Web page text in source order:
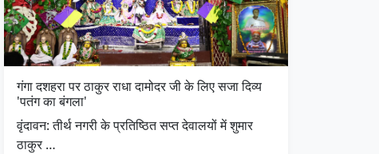
गंगा दशहरा पर ठाकुर राधा दामोदर जी के लिए सजा दिव्य
'पतंग का बंगला'
​वृंदावन: तीर्थ नगरी के प्रतिष्ठित सप्त देवालयों में शुमार
ठाकुर …